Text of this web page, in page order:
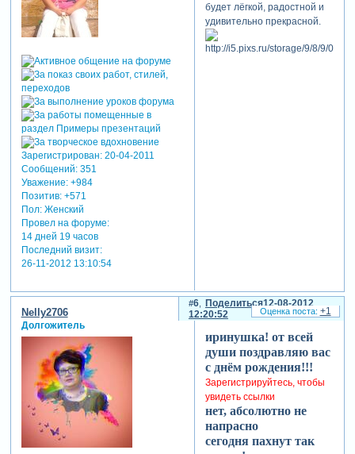
Зарегистрирован: 20-04-2011
Сообщений:351
Уважение: +984
Позитив: +571
Пол:Женский
Провел на форуме:
14 дней 19 часов
Последний визит:
26-11-2012 13:10:54
будет лёгкой, радостной и
удивительно прекрасной.
Поделиться
6
12-08-2012
12:20:52
Nelly2706
Долгожитель
иринушка! от всей
души поздравляю вас
с днём рождения!!!
Зарегистрируйтесь, чтобы
увидеть ссылки
нет, абсолютно не
напрасно
сегодня пахнут так
+1